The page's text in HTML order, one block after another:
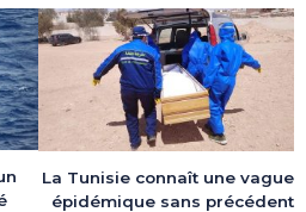
La Tunisie connaît une vague
épidémique sans précédent